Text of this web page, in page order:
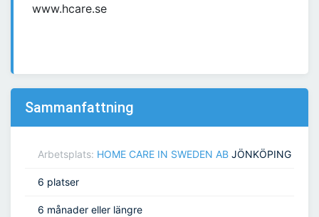
www.hcare.se
Sammanfattning
Arbetsplats: HOME CARE IN SWEDEN AB JÖNKÖPING
6 platser
6 månader eller längre